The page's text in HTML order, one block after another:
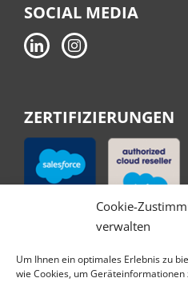
Cookie-
verwalten
Um Ihnen ein optimales Erlebnis zu
wie Cookies, um
SOCIAL MEDIA
ZERTIFIZIERUNGEN